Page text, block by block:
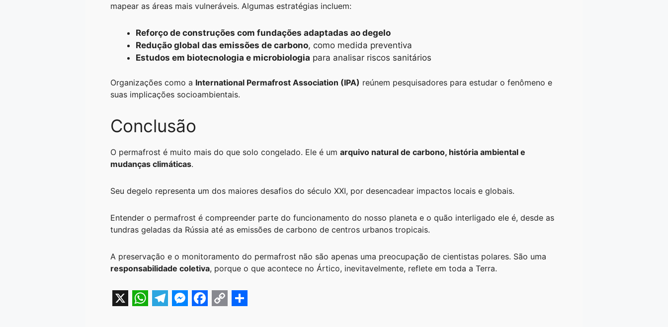
mapear as áreas mais vulneráveis. Algumas estratégias incluem:
Reforço de construções com fundações adaptadas ao degelo
Redução global das emissões de carbono, como medida preventiva
Estudos em biotecnologia e microbiologia para analisar riscos sanitários
Organizações como a International Permafrost Association (IPA) reúnem pesquisadores para estudar o fenômeno e
suas implicações socioambientais.
Conclusão
O permafrost é muito mais do que solo congelado. Ele é um arquivo natural de carbono, história ambiental e
mudanças climáticas.
Seu degelo representa um dos maiores desafios do século XXI, por desencadear impactos locais e globais.
Entender o permafrost é compreender parte do funcionamento do nosso planeta e o quão interligado ele é, desde as
tundras geladas da Rússia até as emissões de carbono de centros urbanos tropicais.
A preservação e o monitoramento do permafrost não são apenas uma preocupação de cientistas polares. São uma
responsabilidade coletiva, porque o que acontece no Ártico, inevitavelmente, reflete em toda a Terra.